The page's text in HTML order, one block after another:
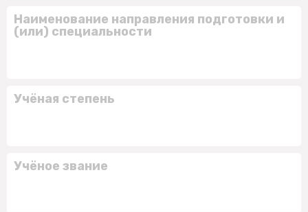
Наименование направления подготовки и
(или) специальности
Учёная степень
Учёное звание